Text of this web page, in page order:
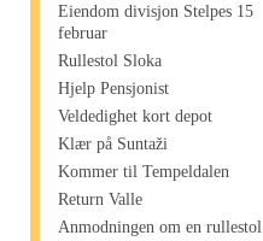
Eiendom divisjon Stelpes 15
februar
Rullestol Sloka
Hjelp Pensjonist
Veldedighet kort depot
Klær på Suntaži
Kommer til Tempeldalen
Return Valle
Anmodningen om en rullestol